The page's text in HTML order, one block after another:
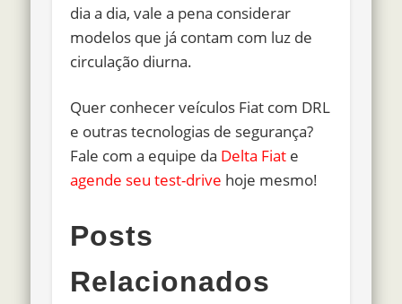
dia a dia, vale a pena considerar
modelos que já contam com luz de
circulação diurna.
Quer conhecer veículos Fiat com DRL
e outras tecnologias de segurança?
Fale com a equipe da Delta Fiat e
agende seu test-drive hoje mesmo!
Posts
Relacionados